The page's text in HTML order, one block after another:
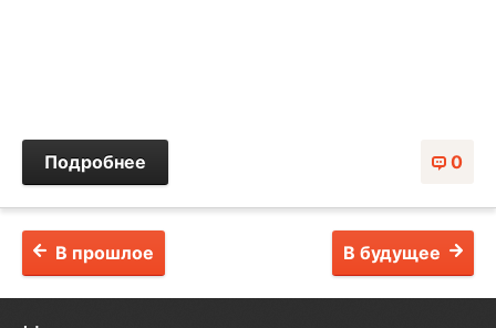
0
Подробнее
В будущее
В прошлое